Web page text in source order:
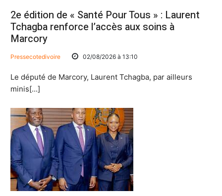
2e édition de « Santé Pour Tous » : Laurent
Tchagba renforce l’accès aux soins à
Marcory
Pressecotedivoire 02/08/2026 à 13:10
Le député de Marcory, Laurent Tchagba, par ailleurs
minis[...]